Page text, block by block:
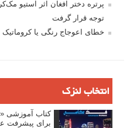
پرتره دختر افغان اثر استیو
توجه قرار گرفت
خطای اعوجاج رنگی یا کروماتیک
انتخاب لنزک
کتاب آموزشی
برای پیشرفت